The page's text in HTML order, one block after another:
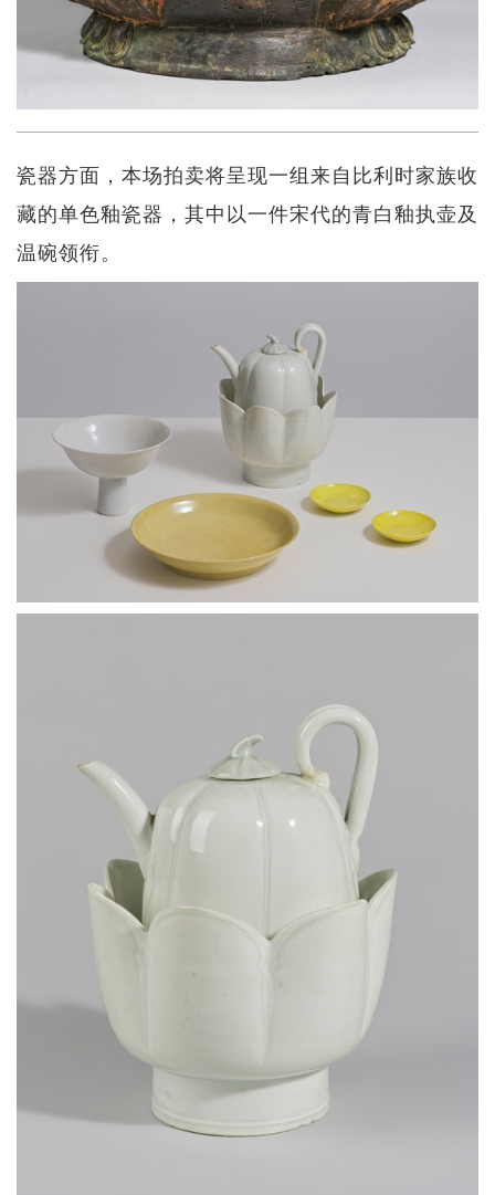
瓷器方面，本场拍卖将呈现一组来自比利时家族收
藏的单色釉瓷器，其中以一件宋代的青白釉执壶及
温碗领衔。